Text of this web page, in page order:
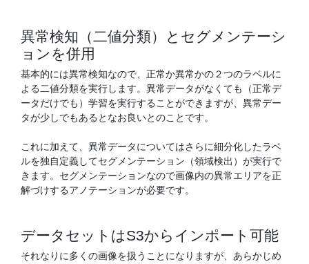
異常検知（二値分類）とセグメンテーシ
ョンを併用
基本的には異常検知なので、正常か異常かの２つのラベルに
よる二値分類を実行します。異常データがなくても（正常デ
ータだけでも）学習を実行することができますが、異常デー
タが少しでもあるとなお良いとのことです。
これに加えて、異常データについてはさらに細分化したラベ
ルを独自定義してセグメンテーション（領域検出）が実行で
きます。セグメンテーションなので画像内の異常エリアを正
解づけするアノテーションが必要です。
データセットはS3からインポート可能
それなりに多くの画像を扱うことになりますが、あらかじめ